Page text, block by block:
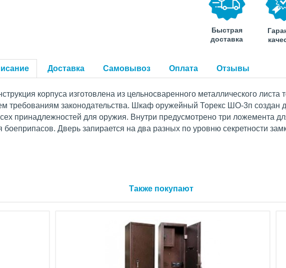
Быстрая
доставка
Доставка Самовывоз Оплата Отзывы
корпуса изготовлена из цельносваренного металлического
требованиям законодательства. Шкаф оружейный Торекс ШО-3п создан
принадлежностей для оружия. Внутри предусмотрено три ложемента
боеприпасов. Дверь запирается на два разных по уровню секретности
Также покупают